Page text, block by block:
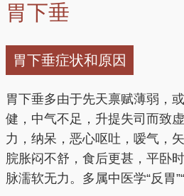
胃下垂
胃下垂症状和原因
胃下垂多由于先天禀赋薄弱，
健，中气不足，升提失司而致
力，纳呆，恶心呕吐，嗳气，
脘胀闷不舒，食后更甚，平卧
脉濡软无力。多属中医学“反胃”“